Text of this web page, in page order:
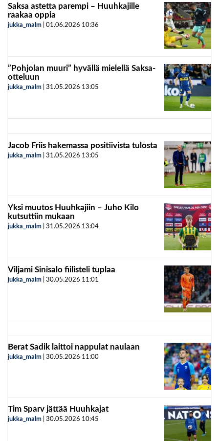
Saksa astetta parempi – Huuhkajille
raakaa oppia
jukka_malm 01.06.2026 10:36
”Pohjolan muuri” hyvällä mielellä Saksa-
otteluun
jukka_malm 31.05.2026 13:05
Jacob Friis hakemassa positiivista tulosta
jukka_malm 31.05.2026 13:05
Yksi muutos Huuhkajiin – Juho Kilo
kutsuttiin mukaan
jukka_malm 31.05.2026 13:04
Viljami Sinisalo fiilisteli tuplaa
jukka_malm 30.05.2026 11:01
Berat Sadik laittoi nappulat naulaan
jukka_malm 30.05.2026 11:00
Tim Sparv jättää Huuhkajat
jukka_malm 30.05.2026 10:45